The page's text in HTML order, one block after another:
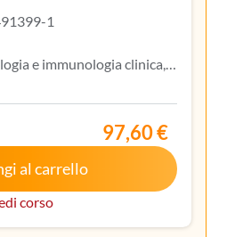
1
e immunologia clinica,
degli ambienti di
(medici di famiglia)
97,60 €
al carrello
corso